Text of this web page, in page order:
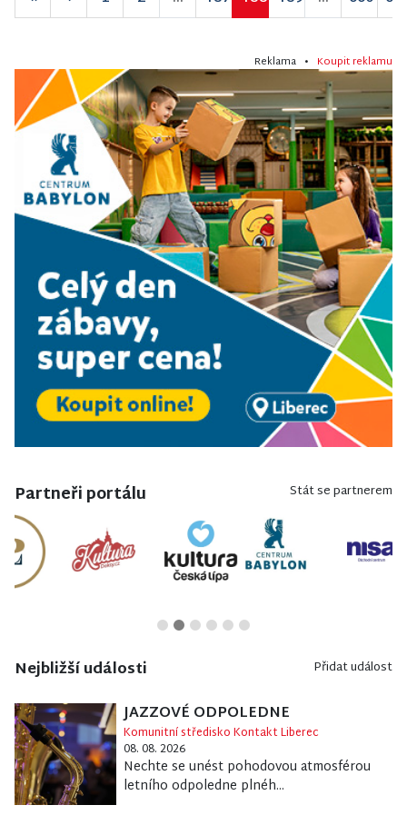
Reklama • Koupit reklamu
Partneři portálu Stát se partnerem
Nejbližší události Přidat událost
JAZZOVÉ ODPOLEDNE
Komunitní středisko Kontakt Liberec
08. 08. 2026
Nechte se unést pohodovou atmosférou
letního odpoledne plnéh...